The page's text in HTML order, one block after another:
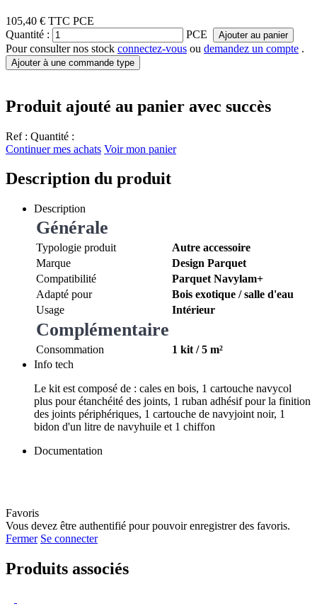
105,40 € TTC PCE
Quantité :
PCE Ajouter au panier
Pour consulter nos stock connectez-vous ou demandez un compte .
Ajouter à une commande type
Produit ajouté au panier avec succès
Ref : Quantité :
Continuer mes achats Voir mon panier
Description du produit
Description
Générale
Typologie produit
Autre accessoire
Marque
Design Parquet
Compatibilité
Parquet Navylam+
Adapté pour
Bois exotique / salle d'eau
Usage
Intérieur
Complémentaire
Consommation
1 kit / 5 m²
Info tech
Le kit est composé de : cales en bois, 1 cartouche navycol
plus pour étanchéité des joints, 1 ruban adhésif pour la finition
des joints périphériques, 1 cartouche de navyjoint noir, 1
bidon d'un litre de navyhuile et 1 chiffon
Documentation
Favoris
Vous devez être authentifié pour pouvoir enregistrer des favoris.
Fermer Se connecter
Produits associés